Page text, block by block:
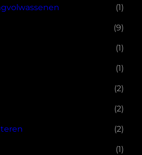
(1)
(9)
(1)
(1)
(2)
(2)
(2)
(1)